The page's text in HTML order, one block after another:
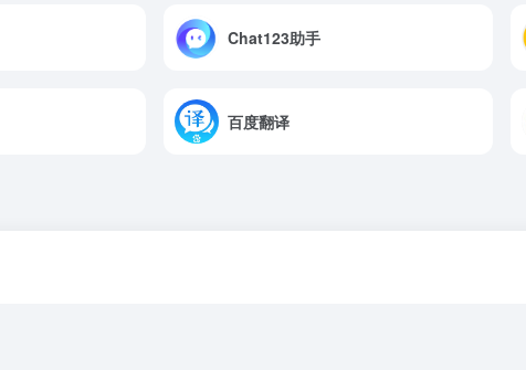
Chat123助手
百度翻译